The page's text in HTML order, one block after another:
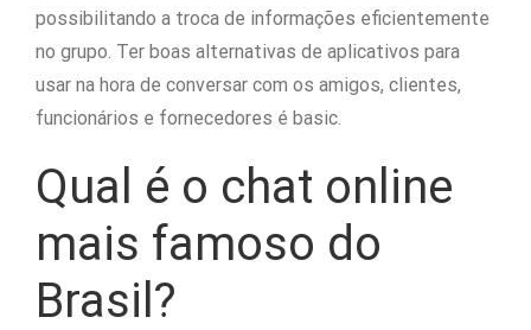
possibilitando a troca de informações eficientemente
no grupo. Ter boas alternativas de aplicativos para
usar na hora de conversar com os amigos, clientes,
funcionários e fornecedores é basic.
Qual é o chat online
mais famoso do
Brasil?